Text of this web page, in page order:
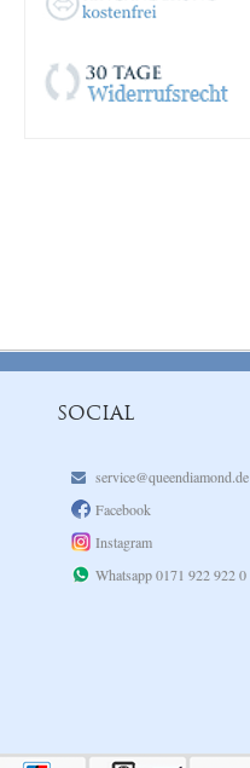
SOCIAL
service@queendiamond.de
Facebook
Instagram
Whatsapp 0171 922 922 0